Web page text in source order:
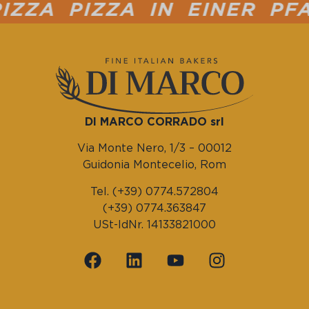
PIZZA IN EINER
DI MARCO CORRADO srl
Via Monte Nero, 1/3 – 00012
Guidonia Montecelio, Rom
Tel. (+39) 0774.572804
(+39) 0774.363847
USt-IdNr. 14133821000